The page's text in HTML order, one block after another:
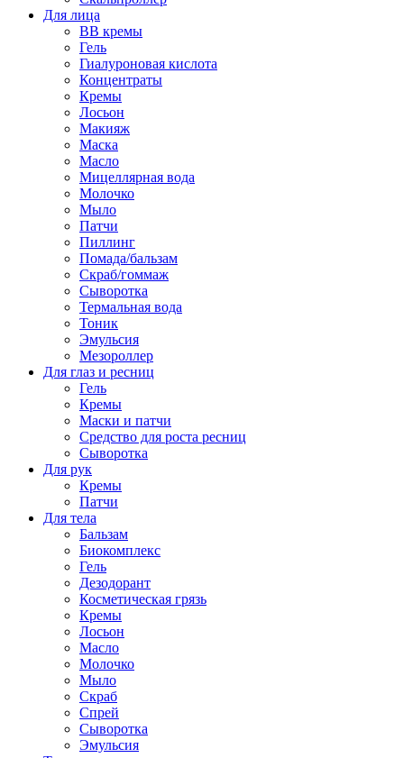
Для лица
BB кремы
Гель
Гиалуроновая кислота
Концентраты
Кремы
Лосьон
Макияж
Маска
Масло
Мицеллярная вода
Молочко
Мыло
Патчи
Пиллинг
Помада/бальзам
Скраб/гоммаж
Сыворотка
Термальная вода
Тоник
Эмульсия
Мезороллер
Для глаз и ресниц
Гель
Кремы
Маски и патчи
Средство для роста ресниц
Сыворотка
Для рук
Кремы
Патчи
Для тела
Бальзам
Биокомплекс
Гель
Дезодорант
Косметическая грязь
Кремы
Лосьон
Масло
Молочко
Мыло
Скраб
Спрей
Сыворотка
Эмульсия